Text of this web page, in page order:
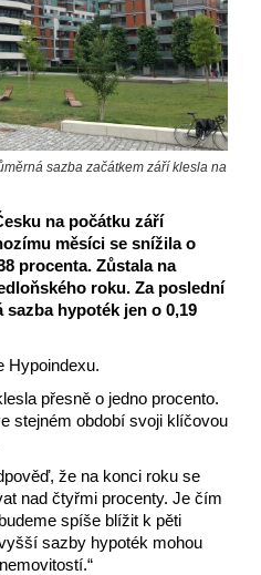
sazba začátkem září klesla na
na počátku září
měsíci se snížila o
procenta. Zůstala na
roku. Za poslední
hypoték jen o 0,19
Hypoindexu.
přesně o jedno procento.
stejném období svoji klíčovou
že na konci roku se
nad čtyřmi procenty. Je čím
spíše blížit k pěti
sazby hypoték mohou